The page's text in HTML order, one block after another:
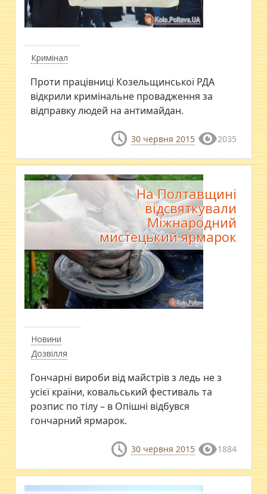
Кримінал
Проти працівниці Козельщинської РДА
відкрили кримінальне провадження за
відправку людей на антимайдан.
30 червня 2015 2035
Новини
Дозвілля
На Полтавщині
відсвяткували
Міжнародний
мистецький ярмарок
Гончарні вироби від майстрів з ледь не з
усієї країни, ковальський фестиваль та
розпис по тілу – в Опішні відбувся
гончарний ярмарок.
30 червня 2015 1884